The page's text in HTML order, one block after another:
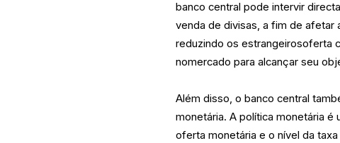
banco central pode intervir
venda de divisas, a fim de afetar
reduzindo os estrangeirosoferta
nomercado para alcançar seu
Além disso, o banco central
monetária. A política monetária é
oferta monetária e o nível da